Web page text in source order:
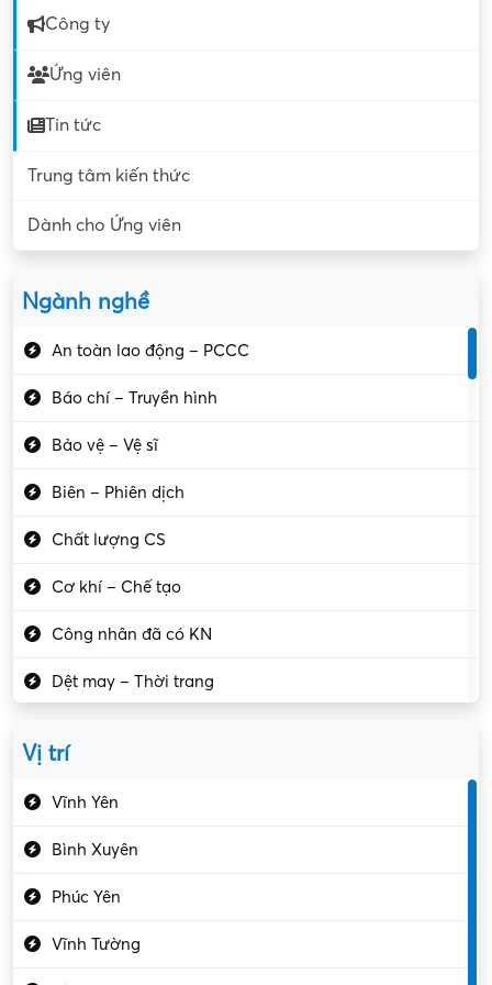
Công ty
Ứng viên
Tin tức
Trung tâm kiến thức
Dành cho Ứng viên
Ngành nghề
An toàn lao động – PCCC
Báo chí – Truyền hình
Bảo vệ – Vệ sĩ
Biên – Phiên dịch
Chất lượng CS
Cơ khí – Chế tạo
Công nhân đã có KN
Dệt may – Thời trang
Vị trí
Vĩnh Yên
Bình Xuyên
Phúc Yên
Vĩnh Tường